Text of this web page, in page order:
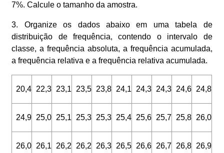
7%. Calcule o tamanho da amostra.
3. Organize os dados abaixo em uma tabela de
distribuição de frequência, contendo o intervalo de
classe, a frequência absoluta, a frequência acumulada,
a frequência relativa e a frequência relativa acumulada.
20,4 22,3 23,1 23,5 23,8 24,1 24,3 24,3 24,6 24,8
24,9 25,0 25,1 25,3 25,3 25,4 25,6 25,7 25,8 26,0
26,0 26,1 26,2 26,2 26,3 26,5 26,6 26,7 26,8 26,9